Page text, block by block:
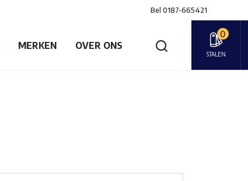
Bel 0187-665421
MERKEN OVER ONS
0
STALEN